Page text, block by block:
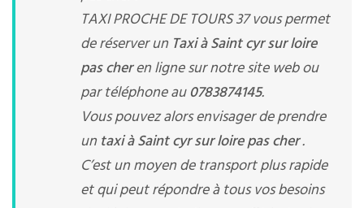
TAXI PROCHE DE TOURS 37 vous permet
de réserver un Taxi à Saint cyr sur loire
pas cheren ligne sur notre site web ou
par téléphone au0783874145.
Vous pouvez alors envisager de prendre
un taxi à Saint cyr sur loire pas cher.
C’est un moyen de transport plus rapide
et qui peut répondre à tous vos besoins